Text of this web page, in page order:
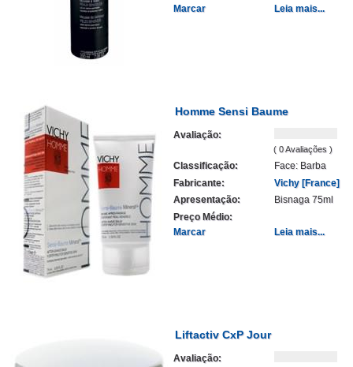
Marcar
Leia mais...
Homme Sensi Baume
Avaliação:
( 0 Avaliações )
Classificação:
Face: Barba
Fabricante:
Vichy [France]
Apresentação:
Bisnaga 75ml
Preço Médio:
Marcar
Leia mais...
Liftactiv CxP Jour
Avaliação: